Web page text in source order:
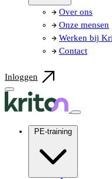
Over ons
Onze mensen
Werken bij
Contact
Inloggen
PE-training